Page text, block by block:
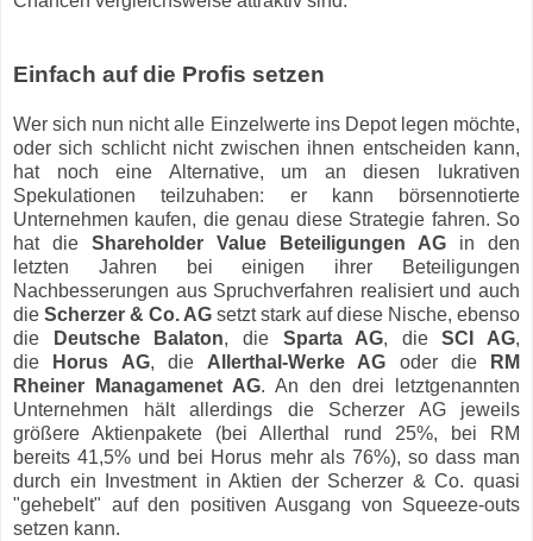
Einfach auf die Profis setzen
Wer sich nun nicht alle Einzelwerte ins Depot legen möchte,
oder sich schlicht nicht zwischen ihnen entscheiden kann,
hat noch eine Alternative, um an diesen lukrativen
Spekulationen teilzuhaben: er kann börsennotierte
Unternehmen kaufen, die genau diese Strategie fahren. So
hat die Shareholder Value Beteiligungen AG in den
letzten Jahren bei einigen ihrer Beteiligungen
Nachbesserungen aus Spruchverfahren realisiert und auch
die Scherzer & Co. AG setzt stark auf diese Nische, ebenso
die
Deutsche Balaton, die Sparta AG, dieSCI AG,
die
Horus AG, die Allerthal-Werke AG oder die
RM
Rheiner Managamenet AG. An den drei letztgenannten
Unternehmen hält allerdings die Scherzer AG jeweils
größere Aktienpakete (bei Allerthal rund 25%, bei RM
bereits 41,5% und bei Horus mehr als 76%), so dass man
durch ein Investment in Aktien der Scherzer & Co. quasi
"gehebelt" auf den positiven Ausgang von Squeeze-outs
setzen kann.